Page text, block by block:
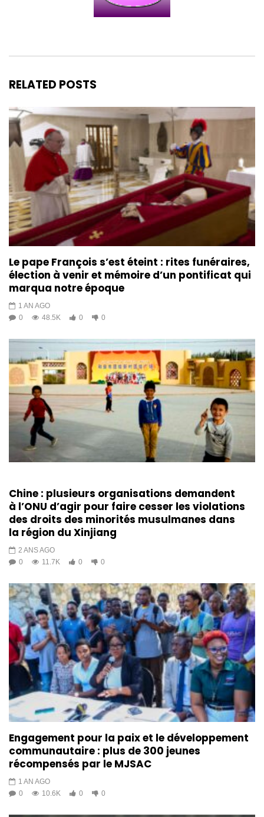
RELATED POSTS
Le pape François s’est éteint : rites funéraires,
élection à venir et mémoire d’un pontificat qui
marqua notre époque
1 AN AGO
0
48.5K 0 0
Chine : plusieurs organisations demandent
à l’ONU d’agir pour faire cesser les violations
des droits des minorités musulmanes dans
la région du Xinjiang
2 ANS AGO
0
11.7K 0 0
Engagement pour la paix et le développement
communautaire : plus de 300 jeunes
récompensés par le MJSAC
1 AN AGO
0
10.6K 0 0